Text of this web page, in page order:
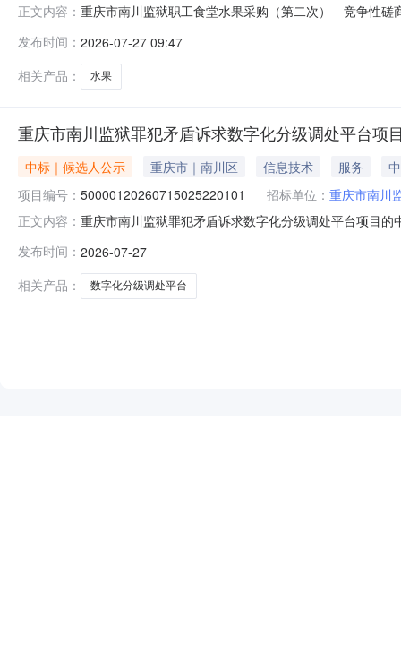
正文内容： 重庆市南川监狱职工食堂水果采购（第二次）—竞争性
法》第二十二条规定：1.具有独立承担民事责任的能力
障
发布时间： 2026-07-27 09:47
相关产品：
水果
重庆市南川监狱罪犯矛盾诉求数字化分级调处平台项
中标｜候选人公示 重庆市｜南川区 信息技术 服务
项目编号： 50000120260715025220101 招标单位： 重庆市南川
正文内容： 重庆市南川监狱罪犯矛盾诉求数字化分级调处平台项目
有限公司中标人地址：重庆市重庆市渝中区石油路街道
理
发布时间： 2026-07-27
相关产品：
数字化分级调处平台